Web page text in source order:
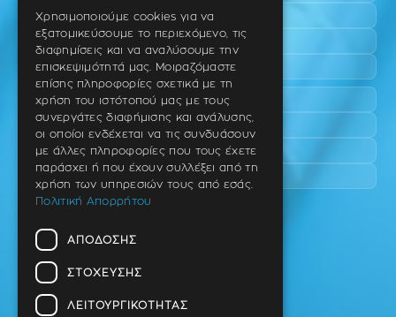
Τριάδι
Νέο Ρύσιο
Επανομή
Περαία
Καλαμαριά
Πανόραμα
Χαριλάου
Ταβάκη – Θ. Λίτσα 10 (γωνία),
Θέρμη – Θεσσαλονίκη
T.K 57001
Χρησιμοποιούμε cookies για να
εξατομικεύσουμε το περιεχόμενο, τις
διαφημίσεις και να αναλύσουμε την
επισκεψιμότητά μας. Μοιραζόμαστε
επίσης πληροφορίες σχετικά με τη
χρήση του ιστότοπού μας με τους
συνεργάτες διαφήμισης και ανάλυσης,
οι οποίοι ενδέχεται να τις συνδυάσουν
με άλλες πληροφορίες που τους έχετε
παράσχει ή που έχουν συλλέξει από τη
χρήση των υπηρεσιών τους από εσάς.
Πολιτική Απορρήτου
ΑΠΌΔΟΣΗΣ
ΣΤΌΧΕΥΣΗΣ
ΛΕΙΤΟΥΡΓΙΚΌΤΗΤΑΣ